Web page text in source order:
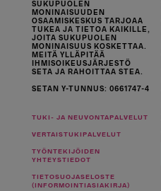
SUKUPUOLEN
MONINAISUUDEN
OSAAMISKESKUS TARJOAA
TUKEA JA TIETOA KAIKILLE,
JOITA SUKUPUOLEN
MONINAISUUS KOSKETTAA.
MEITÄ YLLÄPITÄÄ
IHMISOIKEUSJÄRJESTÖ
SETA JA RAHOITTAA STEA.
SETAN Y-TUNNUS: 0661747-4
TUKI- JA NEUVONTAPALVELUT
VERTAISTUKIPALVELUT
TYÖNTEKIJÖIDEN
YHTEYSTIEDOT
TIETOSUOJASELOSTE
(INFORMOINTIASIAKIRJA)